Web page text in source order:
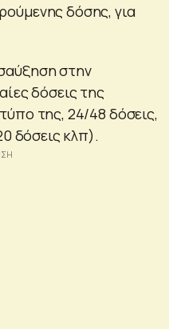
δόσης, για
στην
δόσεις της
της, 24/48 δόσεις,
δόσεις κλπ).